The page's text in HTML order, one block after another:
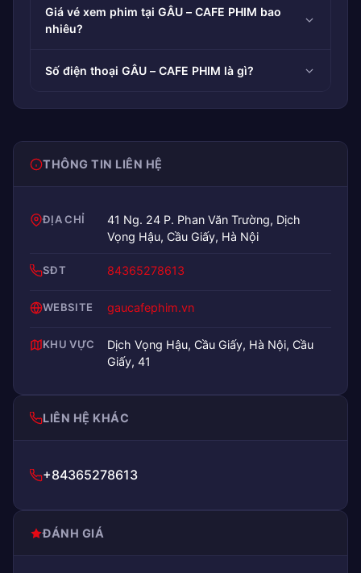
Giá vé xem phim tại GÂU – CAFE PHIM bao
nhiêu?
Số điện thoại GÂU – CAFE PHIM là gì?
THÔNG TIN LIÊN HỆ
ĐỊA CHỈ
41 Ng. 24 P. Phan Văn Trường, Dịch
Vọng Hậu, Cầu Giấy, Hà Nội
SĐT 84365278613
WEBSITE gaucafephim.vn
KHU VỰC
Dịch Vọng Hậu, Cầu Giấy, Hà Nội, Cầu
Giấy, 41
LIÊN HỆ KHÁC
+84365278613
ĐÁNH GIÁ